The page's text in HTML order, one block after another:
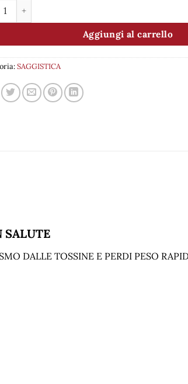
quantità
Aggiungi al carrello
SAGGISTICA
SALUTE
DALLE TOSSINE E PERDI PESO